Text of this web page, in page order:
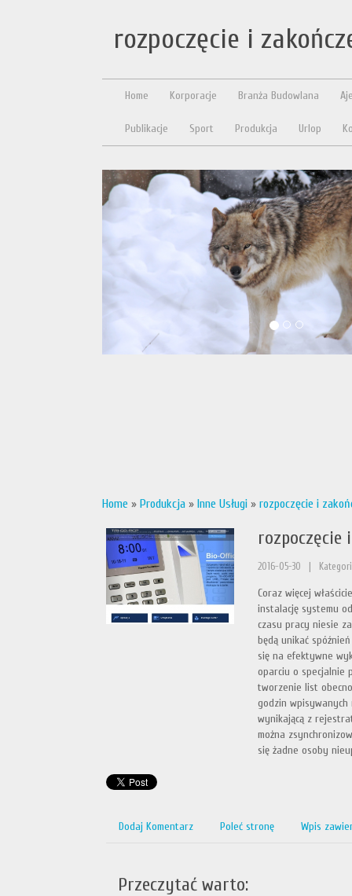
rozpoczęcie i
Home Korporacje Branża Budowlana
Publikacje Sport Produkcja Urlop
Home » Produkcja » Inne Usługi » rozpoczęcie i
rozpoczęcie
2016-05-30
Coraz więcej
instalację systemu
czasu pracy niesie
będą unikać
się na efektywne
oparciu o specjalnie
tworzenie list
godzin wpisywanych
wynikającą z
można
się żadne osoby
Dodaj Komentarz Poleć stronę Wpis
Przeczytać warto: